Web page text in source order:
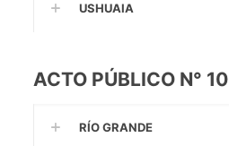
USHUAIA
ACTO PÚBLICO N° 10
RÍO GRANDE